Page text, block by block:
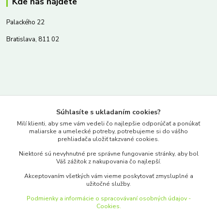
Palackého 22
Bratislava, 811 02
www.merkantil.sk
Pondelok-Piatok: 9.00-17.00hod.
objednavky@merkantil-obchod.sk
Súhlasíte s ukladaním cookies?
Milí klienti, aby sme vám vedeli čo najlepšie odporúčať a ponúkať
maliarske a umelecké potreby, potrebujeme si do vášho
prehliadača uložiť takzvané cookies.
Niektoré sú nevyhnutné pre správne fungovanie stránky, aby bol
Váš zážitok z nakupovania čo najlepší.
Akceptovaním všetkých vám vieme poskytovať zmysluplné a
užitočné služby.
Podmienky a informácie o spracovávaní osobných údajov -
Cookies.